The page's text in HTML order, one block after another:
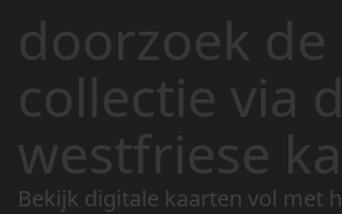
doorzoek de
collectie via
westfriese
Bekijk digitale kaarten vol met